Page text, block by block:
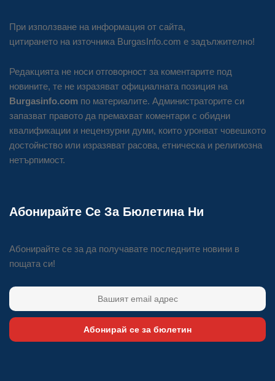
При използване на информация от сайта,
цитирането на източника BurgasInfo.com е задължително!
Редакцията не носи отговорност за коментарите под
новините, те не изразяват официалната позиция на
Burgasinfo.com по материалите. Администраторите си
запазват правото да премахват коментари с обидни
квалификации и нецензурни думи, които уронват човешкото
достойнство или изразяват расова, етническа и религиозна
нетърпимост.
Абонирайте Се За Бюлетина Ни
Абонирайте се за да получавате последните новини в
пощата си!
Абонирай се за бюлетин